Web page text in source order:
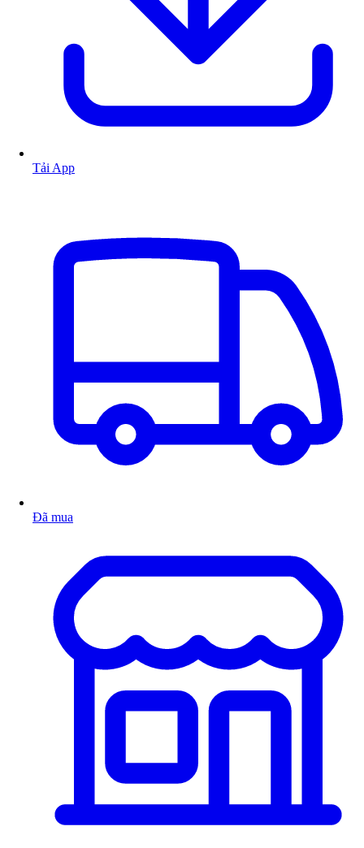
Tải App
Đã mua